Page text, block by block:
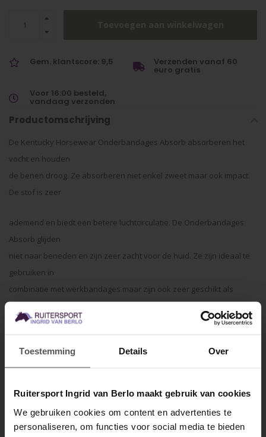
Toestemming Details Over
Ruitersport Ingrid van Berlo maakt gebruik van cookies
We gebruiken cookies om content en advertenties te
personaliseren, om functies voor social media te bieden
Gem. klantscore: 9,5 Verzenden vanaf 60
euro gratis
Voor 16:00 besteld,
vandaag verzonden
Productomschrijving
De Kentucky Horsewear Onderbandages Absorb absorberen het
vocht en houden
de benen droog. Ze absorberen niet enkel zweet maar ook impact.
De stof is zeer
ademend en biedt een betere luchtcirculatie. De Onderbandages
Absorb glijden
niet naar beneden en zijn zeer zacht voor de huid. Ze zijn ideaal te
gebruiken in
combinatie met werkbandages maar zijn ook zeer geschikt als
voor een medisch verband. Deze zijn machine wasbaar op 30°, geen
- Absorbeert zweet en impact
- Zakken niet af
- Maten: 45 cm x 30 cm
MELD JE AAN VOOR